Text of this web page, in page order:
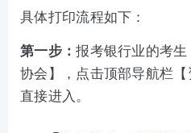
具体打印流程如下：
第一步：报考银行业的考生
协会 】，点击顶部导航栏【
直接进入。